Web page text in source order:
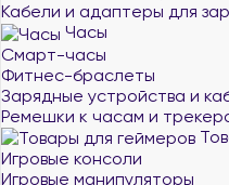
Кабели и адаптеры для
Часы
Смарт-часы
Фитнес-браслеты
Зарядные устройства и
Ремешки к часам и
Игровые консоли
Игровые манипуляторы